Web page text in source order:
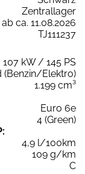
Zentrallager
ab ca. 11.08.2026
TJ111237
107 kW / 145 PS
(Benzin/Elektro)
1.199 cm³
Euro 6e
4 (Green)
4,9 l/100km
109 g/km
C